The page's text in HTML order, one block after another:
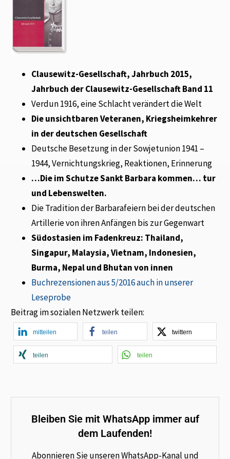
Clausewitz-Gesellschaft, Jahrbuch 2015,
Jahrbuch der Clausewitz-Gesellschaft Band 11
Verdun 1916, eine Schlacht verändert die Welt
Die unsichtbaren Veteranen, Kriegsheimkehrer
in der deutschen Gesellschaft
Deutsche Besetzung in der Sowjetunion 1941 –
1944, Vernichtungskrieg, Reaktionen, Erinnerung
…Die im Schutze Sankt Barbara kommen… tur
und Lebenswelten.
Die Tradition der Barbarafeiern bei der deutschen
Artillerie von ihren Anfängen bis zur Gegenwart
Südostasien im Fadenkreuz: Thailand,
Singapur, Malaysia, Vietnam, Indonesien,
Burma, Nepal und Bhutan von innen
Buchrezensionen aus 5/2016 auch in unserer
Leseprobe
Beitrag im sozialen Netzwerk teilen:
mitteilen teilen twittern
teilen teilen
Bleiben Sie mit WhatsApp immer auf
dem Laufenden!
Abonnieren Sie unseren WhatsApp-Kanal und